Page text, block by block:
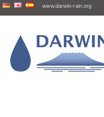
www.darwin-rain.org